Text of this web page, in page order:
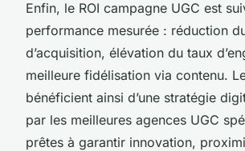
Enfin, le ROI campagne UGC est
performance mesurée : réduction
d’acquisition, élévation du taux
meilleure fidélisation via contenu.
bénéficient ainsi d’une stratégie
par les meilleures agences UGC
prêtes à garantir innovation,